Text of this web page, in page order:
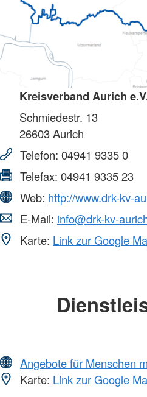
Kreisverband Aurich
Schmiedestr. 13
26603Aurich
Telefon: 04941 9335 0
Telefax: 04941 9335 23
Web: http://www.drk-kv-
E-Mail: info@drk-kv-
Karte: Link zur Google
Angebote für Menschen
Karte: Link zur Google